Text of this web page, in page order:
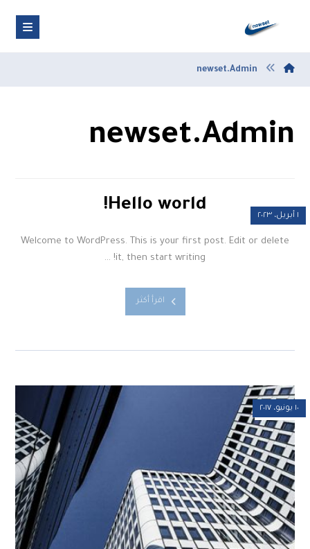
newset.Admin
newset.Admin
Hello world! ١ أبريل، ٢٠٢٣
Welcome to WordPress. This is your first post. Edit or delete
it, then start writing! ...
اقرأ أكثر
١٠ يونيو، ٢٠١٧